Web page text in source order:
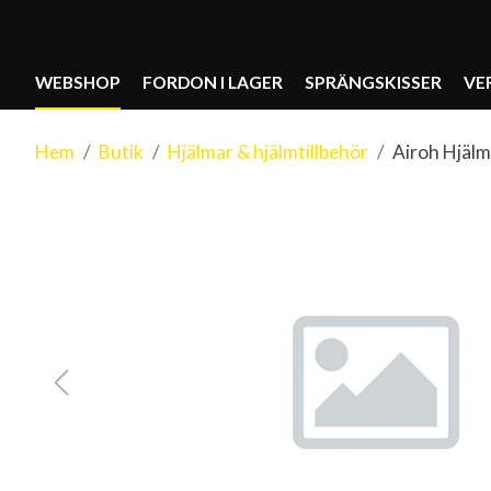
WEBSHOP FORDON I LAGER SPRÄNGSKISSER
Hem Butik Hjälmar & hjälmtillbehör Airoh